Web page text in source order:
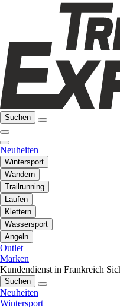
Suchen
Neuheiten
Wintersport
Wandern
Trailrunning
Laufen
Klettern
Wassersport
Angeln
Outlet
Marken
Kundendienst in Frankreich
Suchen
Neuheiten
Wintersport